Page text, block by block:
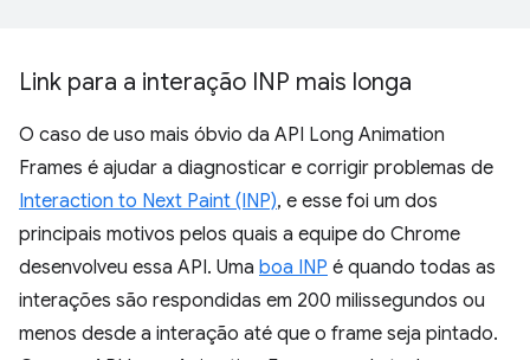
Link para a interação INP mais longa
O caso de uso mais óbvio da API Long Animation
Frames é ajudar a diagnosticar e corrigir problemas de
Interaction to Next Paint (INP), e esse foi um dos
principais motivos pelos quais a equipe do Chrome
desenvolveu essa API. Uma boa INP é quando todas as
interações são respondidas em 200 milissegundos ou
menos desde a interação até que o frame seja pintado.